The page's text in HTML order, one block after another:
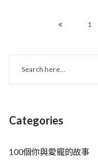
1
Categories
100個你與愛寵的故事